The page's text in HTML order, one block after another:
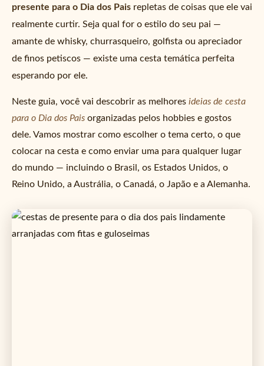
presente para o Dia dos Pais repletas de coisas que ele vai
realmente curtir. Seja qual for o estilo do seu pai —
amante de whisky, churrasqueiro, golfista ou apreciador
de finos petiscos — existe uma cesta temática perfeita
esperando por ele.
Neste guia, você vai descobrir as melhores ideias de cesta
para o Dia dos Pais organizadas pelos hobbies e gostos
dele. Vamos mostrar como escolher o tema certo, o que
colocar na cesta e como enviar uma para qualquer lugar
do mundo — incluindo o Brasil, os Estados Unidos, o
Reino Unido, a Austrália, o Canadá, o Japão e a Alemanha.